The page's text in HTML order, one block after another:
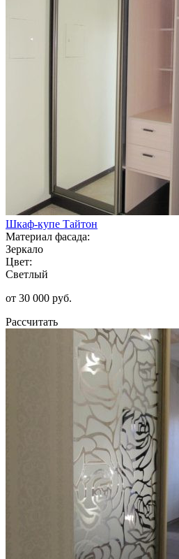
Шкаф-купе Тайтон
Материал фасада:
Зеркало
Цвет:
Светлый
от 30 000 руб.
Рассчитать